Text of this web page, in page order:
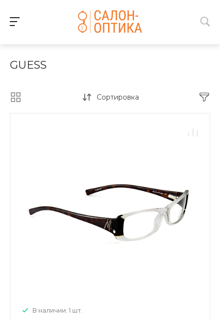
GUESS
Сортировка
В наличии: 1 шт.